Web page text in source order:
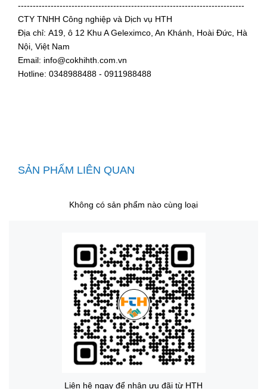
----------------------------------------------------------------------------
CTY TNHH Công nghiệp và Dịch vụ HTH
Địa chỉ: A19, ô 12 Khu A Geleximco, An Khánh, Hoài Đức, Hà
Nội, Việt Nam
Email: info@cokhihth.com.vn
Hotline: 0348988488 - 0911988488
SẢN PHẨM LIÊN QUAN
Không có sản phẩm nào cùng loại
Liên hệ ngay để nhận ưu đãi từ HTH